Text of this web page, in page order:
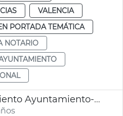
VALENCIA
PORTADA TEMÁTICA
NOTARIO
Comisión seguimiento Ayuntamiento-Generalitat covid19